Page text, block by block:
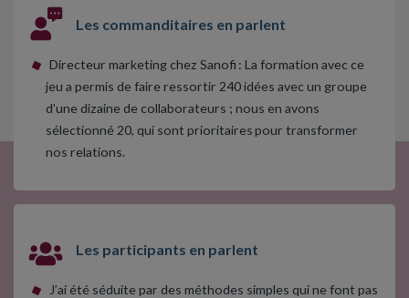
Les commanditaires en parlent
Directeur marketing chez Sanofi : La formation avec ce
jeu a permis de faire ressortir 240 idées avec un groupe
d’une dizaine de collaborateurs ; nous en avons
sélectionné 20, qui sont prioritaires pour transformer
nos relations.
Les participants en parlent
J’ai été séduite par des méthodes simples qui ne font pas